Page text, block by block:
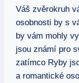
Váš ​zvěrokruh
osobnosti by s
by ⁤vám mohly
jsou známí pro
⁣zatímco Ryby
a ‌romantické